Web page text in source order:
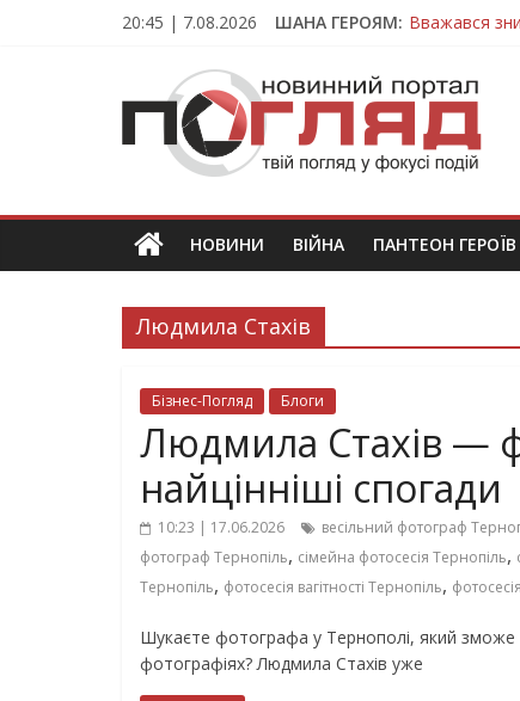
20:45 | 7.08.2026 ШАНА ГЕРОЯМ: Вважався
Захисник з
ПОГЛЯД
Новини
Тернополя.
новини
та
НОВИНИ ВІЙНА ПАНТЕОН ГЕРОЇВ
Людмила Стахів
Бізнес-Погляд Блоги
Людмила Стахів —
найцінніші спогади
10:23 | 17.06.2026 весільний фотограф
фотограф Тернопіль, сімейна фотосесія Тернопіль,
Тернопіль, фотосесія вагітності Тернопіль,
Шукаєте фотографа у Тернополі, який зможе
фотографіях? Людмила Стахів уже